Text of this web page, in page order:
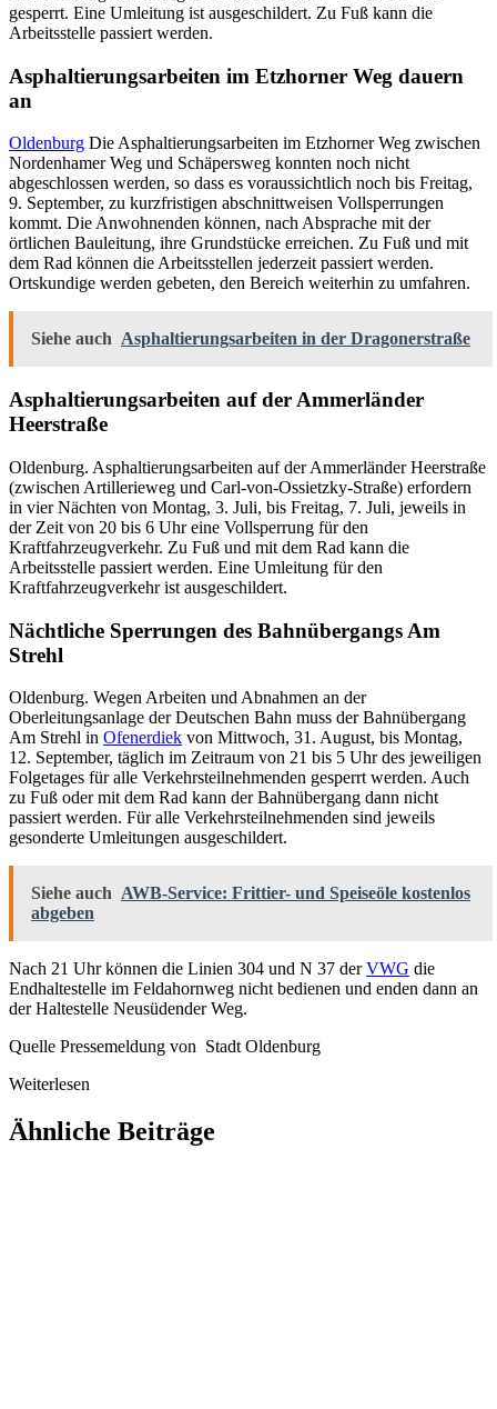
gesperrt. Eine Umleitung ist ausgeschildert. Zu Fuß kann die
Arbeitsstelle passiert werden.
Asphaltierungsarbeiten im Etzhorner Weg dauern
an
Oldenburg Die Asphaltierungsarbeiten im Etzhorner Weg zwischen
Nordenhamer Weg und Schäpersweg konnten noch nicht
abgeschlossen werden, so dass es voraussichtlich noch bis Freitag,
9. September, zu kurzfristigen abschnittweisen Vollsperrungen
kommt. Die Anwohnenden können, nach Absprache mit der
örtlichen Bauleitung, ihre Grundstücke erreichen. Zu Fuß und mit
dem Rad können die Arbeitsstellen jederzeit passiert werden.
Ortskundige werden gebeten, den Bereich weiterhin zu umfahren.
Siehe auch Asphaltierungsarbeiten in der Dragonerstraße
Asphaltierungsarbeiten auf der Ammerländer
Heerstraße
Oldenburg. Asphaltierungsarbeiten auf der Ammerländer Heerstraße
(zwischen Artillerieweg und Carl-von-Ossietzky-Straße) erfordern
in vier Nächten von Montag, 3. Juli, bis Freitag, 7. Juli, jeweils in
der Zeit von 20 bis 6 Uhr eine Vollsperrung für den
Kraftfahrzeugverkehr. Zu Fuß und mit dem Rad kann die
Arbeitsstelle passiert werden. Eine Umleitung für den
Kraftfahrzeugverkehr ist ausgeschildert.
Nächtliche Sperrungen des Bahnübergangs Am
Strehl
Oldenburg. Wegen Arbeiten und Abnahmen an der
Oberleitungsanlage der Deutschen Bahn muss der Bahnübergang
Am Strehl in Ofenerdiek von Mittwoch, 31. August, bis Montag,
12. September, täglich im Zeitraum von 21 bis 5 Uhr des jeweiligen
Folgetages für alle Verkehrsteilnehmenden gesperrt werden. Auch
zu Fuß oder mit dem Rad kann der Bahnübergang dann nicht
passiert werden. Für alle Verkehrsteilnehmenden sind jeweils
gesonderte Umleitungen ausgeschildert.
Siehe auch AWB-Service: Frittier- und Speiseöle kostenlos
abgeben
Nach 21 Uhr können die Linien 304 und N 37 derVWG die
Endhaltestelle im Feldahornweg nicht bedienen und enden dann an
der Haltestelle Neusüdender Weg.
Quelle Pressemeldung von Stadt Oldenburg
Weiterlesen
Ähnliche Beiträge